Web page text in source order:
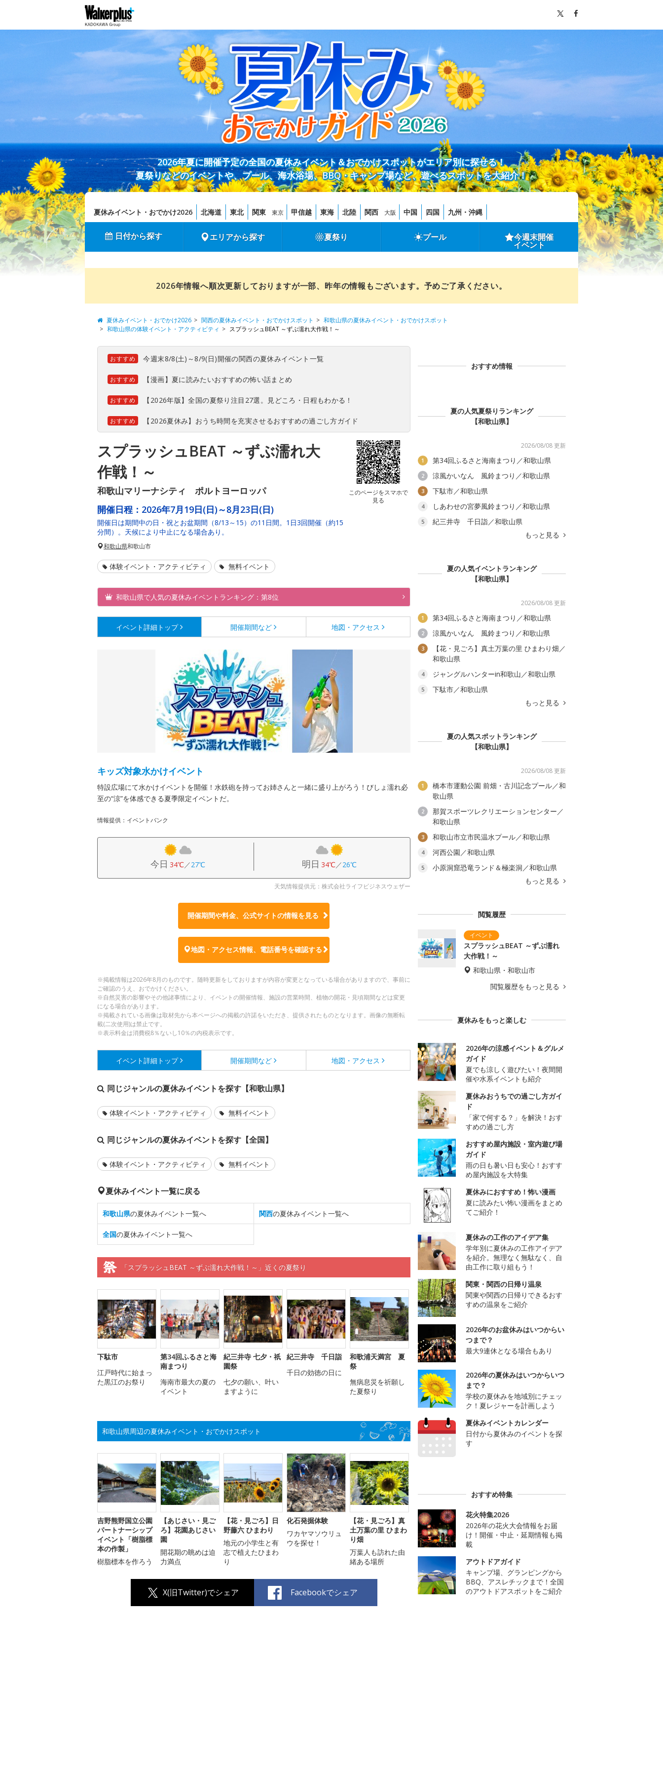
2026年夏に開催予定の全国の夏休みイベント＆おでかけスポットがエリア別に探せる！
夏祭りなどのイベントや、プール、海水浴場、BBQ・キャンプ場など、遊べるスポットを大紹介！
夏休みイベント・おでかけ2026 北海道 東北 関東 東京 甲信越 東海 北陸 関西 大阪 中国 四国 九州・沖縄
日付から探す エリアから探す 夏祭り プール 今週末開催
イベント
2026年情報へ順次更新しておりますが一部、昨年の情報もございます。予めご了承ください。
夏休みイベント・おでかけ2026 関西の夏休みイベント・おでかけスポット
和歌山県の夏休みイベント・おでかけスポット
和歌山県の体験イベント・アクティビティ
スプラッシュBEAT ～ずぶ濡れ大作戦！～
おすすめ 今週末8/8(土)～8/9(日)開催の関西の夏休みイベント一覧
おすすめ 【漫画】夏に読みたいおすすめの怖い話まとめ
おすすめ 【2026年版】全国の夏祭り注目27選。見どころ・日程もわかる！
おすすめ 【2026夏休み】おうち時間を充実させるおすすめの過ごし方ガイド
スプラッシュBEAT ～ずぶ濡れ大
作戦！～
和歌山マリーナシティ ポルトヨーロッパ
このページをスマホで
見る
開催日程： 2026年7月19日(日)～8月23日(日)
開催日は期間中の日・祝とお盆期間（8/13～15）の11日間。1日3回開催（約15
分間）。天候により中止になる場合あり。
和歌山県和歌山市
体験イベント・アクティビティ 無料イベント
和歌山県で人気の夏休みイベントランキング：第8位
イベント詳細 トップ 開催期間など 地図・アクセス
キッズ対象水かけイベント
特設広場にて水かけイベントを開催！水鉄砲を持ってお姉さんと一緒に盛り上がろう！びしょ濡れ必
至の“涼”を体感できる夏季限定イベントだ。
情報提供：イベントバンク
今日 34℃／27℃ 明日 34℃／26℃
天気情報提供元：株式会社ライフビジネスウェザー
開催期間や料金、公式サイトの情報を見る
地図・アクセス情報、電話番号を確認する
※掲載情報は2026年8月のものです。随時更新をしておりますが内容が変更となっている場合がありますので、事前に
ご確認のうえ、おでかけください。
※自然災害の影響やその他諸事情により、イベントの開催情報、施設の営業時間、植物の開花・見頃期間などは変更
になる場合があります。
※掲載されている画像は取材先から本ページへの掲載の許諾をいただき、提供されたものとなります。画像の無断転
載(二次使用)は禁止です。
※表示料金は消費税8％ないし10％の内税表示です。
イベント詳細 トップ 開催期間など 地図・アクセス
同じジャンルの夏休みイベントを探す【和歌山県】
体験イベント・アクティビティ 無料イベント
同じジャンルの夏休みイベントを探す【全国】
体験イベント・アクティビティ 無料イベント
夏休みイベント一覧に戻る
和歌山県の夏休みイベント一覧へ 関西の夏休みイベント一覧へ
全国の夏休みイベント一覧へ
「スプラッシュBEAT ～ずぶ濡れ大作戦！～」近くの夏祭り
下駄市
江戸時代に始まっ
た黒江のお祭り
第34回ふるさと海
南まつり
海南市最大の夏の
イベント
紀三井寺 七夕・祇
園祭
七夕の願い、叶い
ますように
紀三井寺 千日詣
千日の効徳の日に
和歌浦天満宮 夏
祭
無病息災を祈願し
た夏祭り
和歌山県周辺の夏休みイベント・おでかけスポット
吉野熊野国立公園
パートナーシップ
イベント「樹脂標
本の作製」
樹脂標本を作ろう
【あじさい・見ご
ろ】花園あじさい
園
開花期の眺めは迫
力満点
【花・見ごろ】日
野藤六 ひまわり
地元の小学生と有
志で植えたひまわ
り
化石発掘体験
ワカヤマソウリュ
ウを探せ！
【花・見ごろ】真
土万葉の里 ひまわ
り畑
万葉人も訪れた由
緒ある場所
X(旧Twitter)でシェア Facebookでシェア
おすすめ情報
夏の人気夏祭りランキング
【和歌山県】
2026/08/08 更新
1 第34回ふるさと海南まつり／和歌山県
2 涼風かいなん 風鈴まつり／和歌山県
3 下駄市／和歌山県
4 しあわせの宮夢風鈴まつり／和歌山県
5
紀三井寺 千日詣／和歌山県
もっと見る
夏の人気イベントランキング
【和歌山県】
2026/08/08 更新
1 第34回ふるさと海南まつり／和歌山県
2 涼風かいなん 風鈴まつり／和歌山県
3
【花・見ごろ】真土万葉の里 ひまわり畑／
和歌山県
4 ジャングルハンターin和歌山／和歌山県
5
下駄市／和歌山県
もっと見る
夏の人気スポットランキング
【和歌山県】
2026/08/08 更新
1
橋本市運動公園 前畑・古川記念プール／和
歌山県
2
那賀スポーツレクリエーションセンター／
和歌山県
3 和歌山市立市民温水プール／和歌山県
4 河西公園／和歌山県
5
小原洞窟恐竜ランド＆極楽洞／和歌山県
もっと見る
閲覧履歴
スプラッシュBEAT ～ずぶ濡れ
大作戦！～
和歌山県・和歌山市
閲覧履歴をもっと見る
夏休みをもっと楽しむ
2026年の涼感イベント＆グルメ
ガイド
夏でも涼しく遊びたい！夜間開
催や水系イベントも紹介
夏休みおうちでの過ごし方ガイ
ド
「家で何する？」を解決！おす
すめの過ごし方
おすすめ屋内施設・室内遊び場
ガイド
雨の日も暑い日も安心！おすす
め屋内施設を大特集
夏休みにおすすめ！怖い漫画
夏に読みたい怖い漫画をまとめ
てご紹介！
夏休みの工作のアイデア集
学年別に夏休みの工作アイデア
を紹介。無理なく無駄なく、自
由工作に取り組もう！
関東・関西の日帰り温泉
関東や関西の日帰りできるおす
すめの温泉をご紹介
2026年のお盆休みはいつからい
つまで？
最大9連休となる場合もあり
2026年の夏休みはいつからいつ
まで？
学校の夏休みを地域別にチェッ
ク！夏レジャーを計画しよう
夏休みイベントカレンダー
日付から夏休みのイベントを探
す
おすすめ特集
花火特集2026
2026年の花火大会情報をお届
け！開催・中止・延期情報も掲
載
アウトドアガイド
キャンプ場、グランピングから
BBQ、アスレチックまで！全国
のアウトドアスポットをご紹介